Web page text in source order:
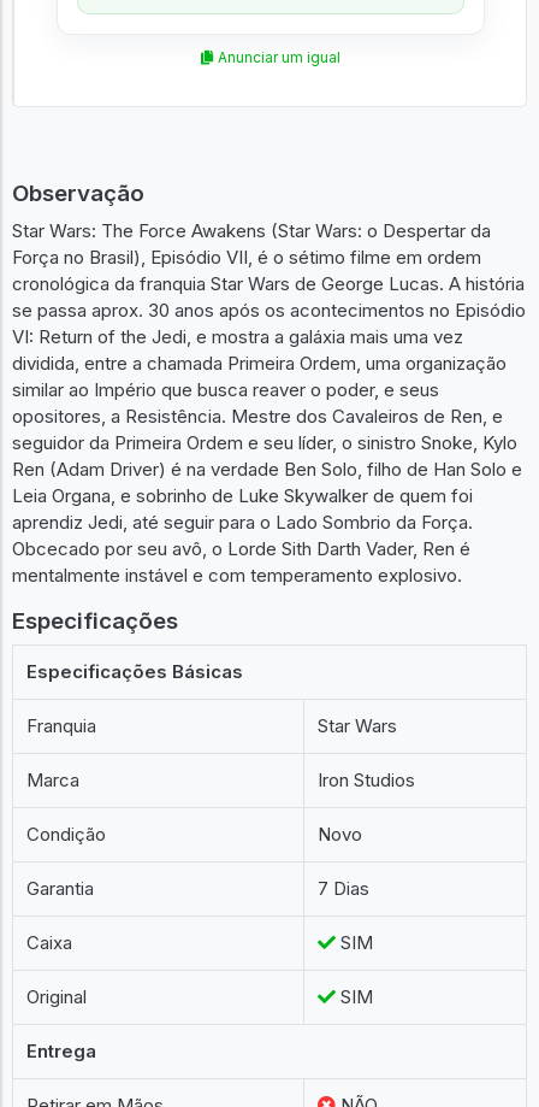
Anunciar um igual
Observação
Star Wars: The Force Awakens (Star Wars: o Despertar da
Força no Brasil), Episódio VII, é o sétimo filme em ordem
cronológica da franquia Star Wars de George Lucas. A história
se passa aprox. 30 anos após os acontecimentos no Episódio
VI: Return of the Jedi, e mostra a galáxia mais uma vez
dividida, entre a chamada Primeira Ordem, uma organização
similar ao Império que busca reaver o poder, e seus
opositores, a Resistência. Mestre dos Cavaleiros de Ren, e
seguidor da Primeira Ordem e seu líder, o sinistro Snoke, Kylo
Ren (Adam Driver) é na verdade Ben Solo, filho de Han Solo e
Leia Organa, e sobrinho de Luke Skywalker de quem foi
aprendiz Jedi, até seguir para o Lado Sombrio da Força.
Obcecado por seu avô, o Lorde Sith Darth Vader, Ren é
mentalmente instável e com temperamento explosivo.
Especificações
Especificações Básicas
Franquia Star Wars
Marca Iron Studios
Condição Novo
Garantia 7 Dias
Caixa SIM
Original SIM
Entrega